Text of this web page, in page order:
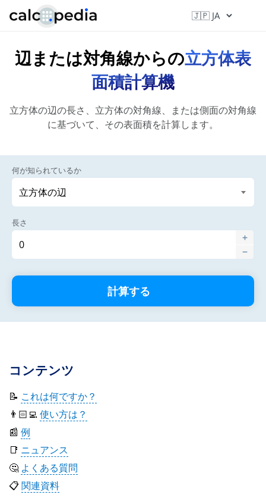
辺または対角線からの立方体表
面積計算機
立方体の辺の長さ、立方体の対角線、または側面の対角線
に基づいて、その表面積を計算します。
何が知られているか
長さ
計算する
コンテンツ
📝 これは何ですか？
👨🏻‍💻 使い方は？
📰 例
📑 ニュアンス
🤔 よくある質問
📋関連資料